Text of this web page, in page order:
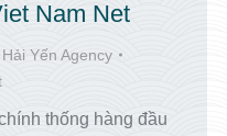
Nam Net
Hải Yến Agency
thống hàng đầu